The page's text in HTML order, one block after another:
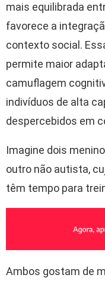
mais equilibrada
favorece a
contexto social.
permite maior
camuflagem
indivíduos de alta
despercebidos em
Imagine dois
outro não autista,
têm tempo para
Ambos gostam de